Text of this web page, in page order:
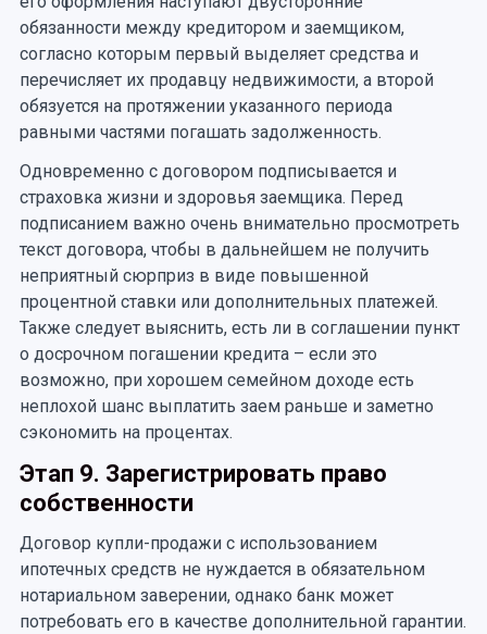
обязанности между кредитором и заемщиком,
согласно которым первый выделяет средства и
перечисляет их продавцу недвижимости, а второй
обязуется на протяжении указанного периода
равными частями погашать задолженность.
Одновременно с договором подписывается и
страховка жизни и здоровья заемщика. Перед
подписанием важно очень внимательно просмотреть
текст договора, чтобы в дальнейшем не получить
неприятный сюрприз в виде повышенной
процентной ставки или дополнительных платежей.
Также следует выяснить, есть ли в соглашении пункт
о досрочном погашении кредита – если это
возможно, при хорошем семейном доходе есть
неплохой шанс выплатить заем раньше и заметно
сэкономить на процентах.
Этап 9. Зарегистрировать право
собственности
Договор купли-продажи с использованием
ипотечных средств не нуждается в обязательном
нотариальном заверении, однако банк может
потребовать его в качестве дополнительной гарантии.